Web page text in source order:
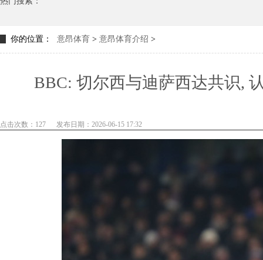
你的位置： 意昂体育 > 意昂体育介绍 >
BBC: 切尔西与迪萨西达共识,
点击次数：127 发布日期：2026-06-15 17:32